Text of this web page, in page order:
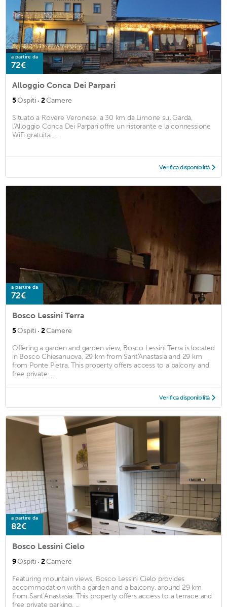
a partire da
72€
Alloggio Conca Dei Parpari
5Ospiti · 2Camere
Situato a Rovere Veronese, a 30 km da Limone sul Garda,
l'Alloggio Conca Dei Parpari offre un ristorante e la connessione
WiFi gratuita. ...
Verifica disponibilità
a partire da
72€
Bosco Lessini Terra
5Ospiti · 2Camere
Offering a garden and garden view, Bosco Lessini Terra is located
in Bosco Chiesanuova, 29 km from Sant'Anastasia and 29 km
from Ponte Pietra. This property offers access to a balcony and
free private ...
Verifica disponibilità
a partire da
82€
Bosco Lessini Cielo
9Ospiti · 2Camere
Featuring mountain views, Bosco Lessini Cielo provides
accommodation with a garden and a balcony, around 29 km
from Sant'Anastasia. This property offers access to a terrace and
free private parking. ...